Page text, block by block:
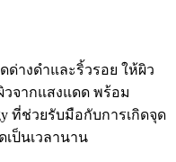
างดำและริ้วรอย ให้ผิว
วจากแสงแดด พร้อม
ที่ช่วยรับมือกับการเกิดจุด
ป็นเวลานาน